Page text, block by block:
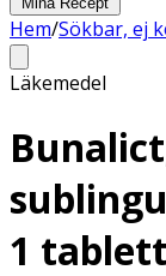
Hem/Sökbar, ej
Läkemedel
1